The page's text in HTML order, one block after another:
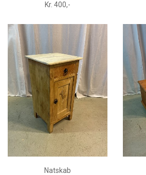
Kr. 400,-
Natskab